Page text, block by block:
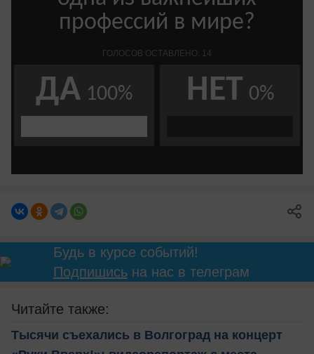
Будь в курсе событий!
Подпишисьна нас в телеграм
Читайте также:
Тысячи съехались в Волгоград на концерт